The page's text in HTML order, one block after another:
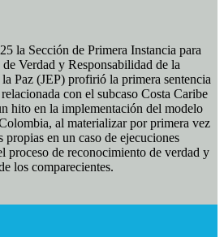
la Sección de Primera Instancia para
Verdad y Responsabilidad de la
Paz (JEP) profirió la primera sentencia
con el subcaso Costa Caribe
hito en la implementación del modelo
al materializar por primera vez
en un caso de ejecuciones
proceso de reconocimiento de verdad y
los comparecientes.